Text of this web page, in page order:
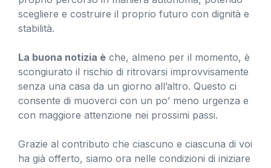
scegliere e costruire il proprio futuro con dignità e
stabilità.
La buona notizia è che, almeno per il momento, è
scongiurato il rischio di ritrovarsi improvvisamente
senza una casa da un giorno all’altro. Questo ci
consente di muoverci con un po’ meno urgenza e
con maggiore attenzione nei prossimi passi.
Grazie al contributo che ciascuno e ciascuna di voi
ha già offerto, siamo ora nelle condizioni di iniziare